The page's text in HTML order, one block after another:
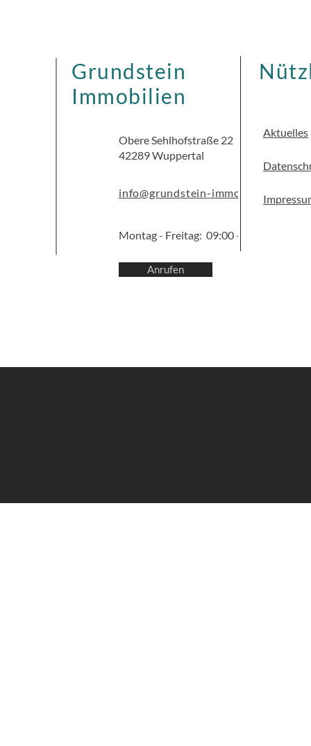
Grundstein
Immobilien
Obere Sehlhofstraße 22
42289 Wuppertal
info@grundstein-immobilien.com
Montag - Freitag: 09:00 - 12:00 Uhr
Anrufen
Aktuelles